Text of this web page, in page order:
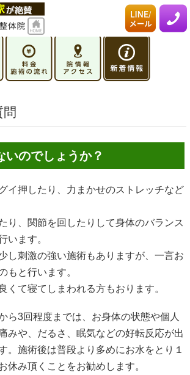
いのでしょうか？
イ押したり、力まかせのストレッチなど
り、関節を回したりして身体のバランス
います。
し刺激の強い施術もありますが、一言お
もと行います。
くて寝てしまわれる方もおります。
ら3回程度までは、お身体の状態や個人
みや、だるさ、眠気などの好転反応が出
。施術後は普段より多めにお水をとり１
休み頂くことをお勧めします。